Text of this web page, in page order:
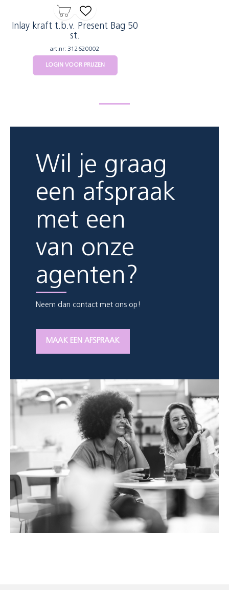
Inlay kraft t.b.v. Present Bag 50
st.
art.nr: 312620002
LOGIN VOOR PRIJZEN
Wil je graag
een afspraak
met een
van onze
agenten?
Neem dan contact met ons op!
MAAK EEN AFSPRAAK